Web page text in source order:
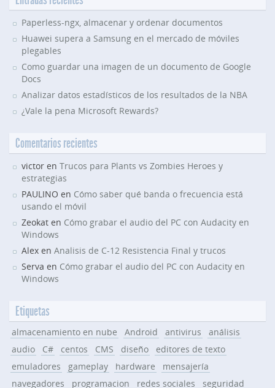
Paperless-ngx, almacenar y ordenar documentos
Huawei supera a Samsung en el mercado de móviles
plegables
Como guardar una imagen de un documento de Google
Docs
Analizar datos estadísticos de los resultados de la NBA
¿Vale la pena Microsoft Rewards?
Comentarios recientes
victor en Trucos para Plants vs Zombies Heroes y
estrategias
PAULINO en Cómo saber qué banda o frecuencia está
usando el móvil
Zeokat en Cómo grabar el audio del PC con Audacity en
Windows
Alex en Analisis de C-12 Resistencia Final y trucos
Serva en Cómo grabar el audio del PC con Audacity en
Windows
Etiquetas
almacenamiento en nube Android antivirus
análisis
audio
C# centos CMS diseño
editores de texto
emuladores
gameplay hardware
mensajería
navegadores
programacion redes sociales seguridad